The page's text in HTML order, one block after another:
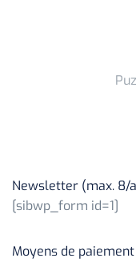
Newsletter (max. 8/
[sibwp_form id=1]
Moyens de paiement